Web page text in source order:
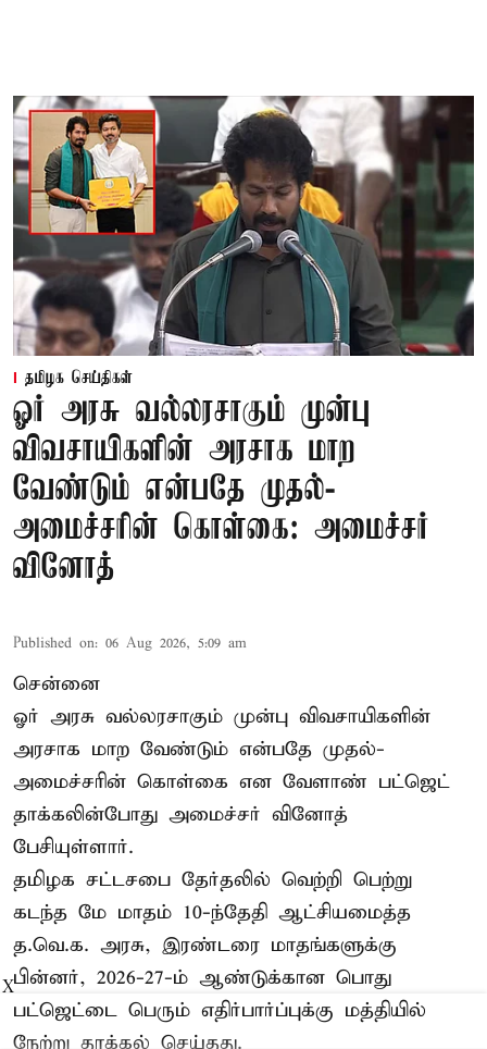
தமிழக செய்திகள்
ஓர் அரசு வல்லரசாகும் முன்பு
விவசாயிகளின் அரசாக மாற
வேண்டும் என்பதே முதல்-
அமைச்சரின் கொள்கை: அமைச்சர்
வினோத்
Published on: 06 Aug 2026, 5:09 am
சென்னை
ஓர் அரசு வல்லரசாகும் முன்பு விவசாயிகளின்
அரசாக மாற வேண்டும் என்பதே முதல்-
அமைச்சரின் கொள்கை என வேளாண் பட்ஜெட்
தாக்கலின்போது அமைச்சர் வினோத்
பேசியுள்ளார்.
தமிழக சட்டசபை தேர்தலில் வெற்றி பெற்று
கடந்த மே மாதம் 10-ந்தேதி ஆட்சியமைத்த
த.வெ.க. அரசு, இரண்டரை மாதங்களுக்கு
பின்னர், 2026-27-ம் ஆண்டுக்கான பொது
பட்ஜெட்டை பெரும் எதிர்பார்ப்புக்கு மத்தியில்
நேற்று தாக்கல் செய்தது.
X